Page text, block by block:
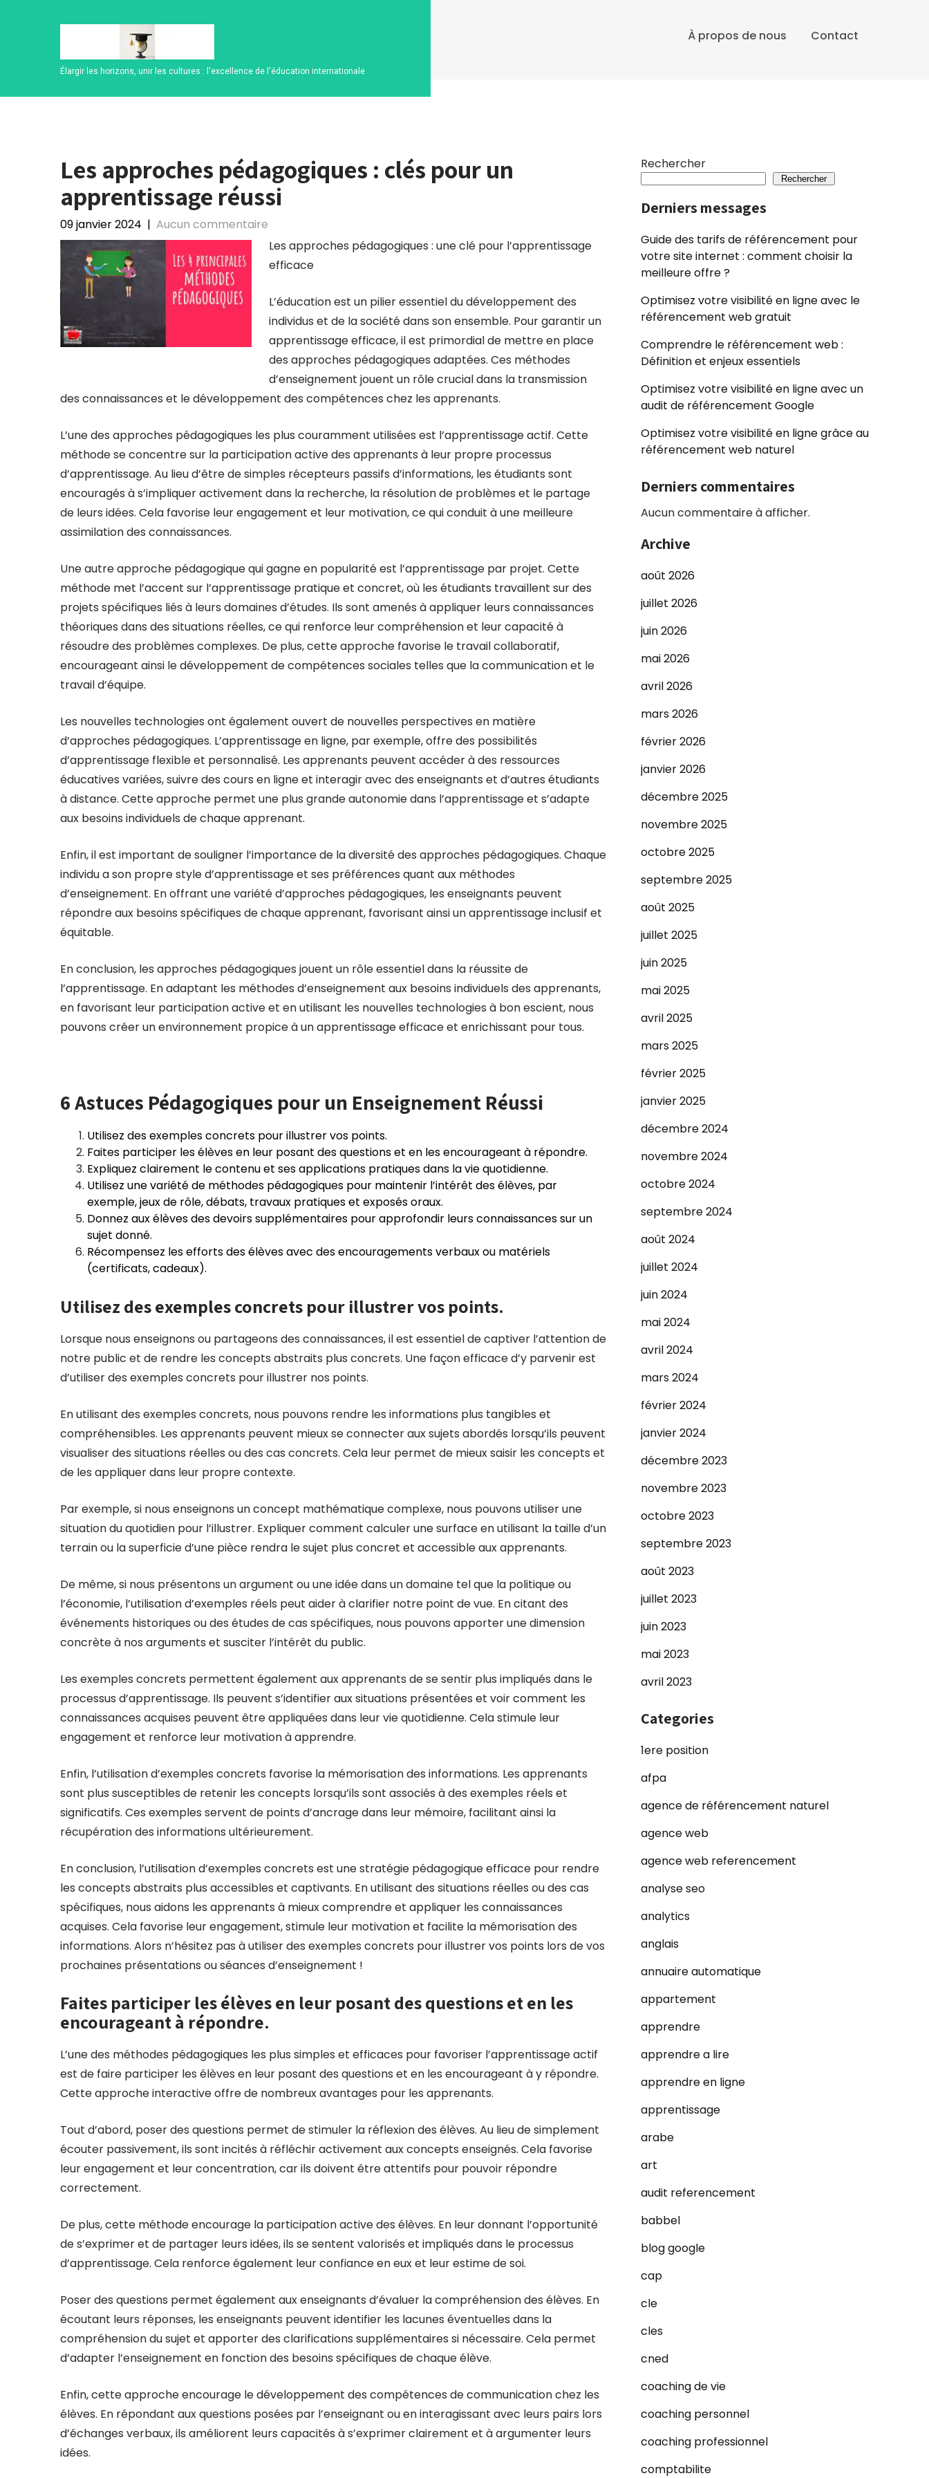
Élargir les horizons, unir les cultures : l'excellence de l'éducation internationale
À propos de nous Contact
Les approches pédagogiques : clés pour un
apprentissage réussi
09 janvier 2024 | Aucun commentaire
Les approches pédagogiques : une clé pour l’apprentissage
efficace
L’éducation est un pilier essentiel du développement des
individus et de la société dans son ensemble. Pour garantir un
apprentissage efficace, il est primordial de mettre en place
des approches pédagogiques adaptées. Ces méthodes
d’enseignement jouent un rôle crucial dans la transmission
des connaissances et le développement des compétences chez les apprenants.
L’une des approches pédagogiques les plus couramment utilisées est l’apprentissage actif. Cette
méthode se concentre sur la participation active des apprenants à leur propre processus
d’apprentissage. Au lieu d’être de simples récepteurs passifs d’informations, les étudiants sont
encouragés à s’impliquer activement dans la recherche, la résolution de problèmes et le partage
de leurs idées. Cela favorise leur engagement et leur motivation, ce qui conduit à une meilleure
assimilation des connaissances.
Une autre approche pédagogique qui gagne en popularité est l’apprentissage par projet. Cette
méthode met l’accent sur l’apprentissage pratique et concret, où les étudiants travaillent sur des
projets spécifiques liés à leurs domaines d’études. Ils sont amenés à appliquer leurs connaissances
théoriques dans des situations réelles, ce qui renforce leur compréhension et leur capacité à
résoudre des problèmes complexes. De plus, cette approche favorise le travail collaboratif,
encourageant ainsi le développement de compétences sociales telles que la communication et le
travail d’équipe.
Les nouvelles technologies ont également ouvert de nouvelles perspectives en matière
d’approches pédagogiques. L’apprentissage en ligne, par exemple, offre des possibilités
d’apprentissage flexible et personnalisé. Les apprenants peuvent accéder à des ressources
éducatives variées, suivre des cours en ligne et interagir avec des enseignants et d’autres étudiants
à distance. Cette approche permet une plus grande autonomie dans l’apprentissage et s’adapte
aux besoins individuels de chaque apprenant.
Enfin, il est important de souligner l’importance de la diversité des approches pédagogiques. Chaque
individu a son propre style d’apprentissage et ses préférences quant aux méthodes
d’enseignement. En offrant une variété d’approches pédagogiques, les enseignants peuvent
répondre aux besoins spécifiques de chaque apprenant, favorisant ainsi un apprentissage inclusif et
équitable.
En conclusion, les approches pédagogiques jouent un rôle essentiel dans la réussite de
l’apprentissage. En adaptant les méthodes d’enseignement aux besoins individuels des apprenants,
en favorisant leur participation active et en utilisant les nouvelles technologies à bon escient, nous
pouvons créer un environnement propice à un apprentissage efficace et enrichissant pour tous.
6 Astuces Pédagogiques pour un Enseignement Réussi
Utilisez des exemples concrets pour illustrer vos points.
Faites participer les élèves en leur posant des questions et en les encourageant à répondre.
Expliquez clairement le contenu et ses applications pratiques dans la vie quotidienne.
Utilisez une variété de méthodes pédagogiques pour maintenir l’intérêt des élèves, par
exemple, jeux de rôle, débats, travaux pratiques et exposés oraux.
Donnez aux élèves des devoirs supplémentaires pour approfondir leurs connaissances sur un
sujet donné.
Récompensez les efforts des élèves avec des encouragements verbaux ou matériels
(certificats, cadeaux).
Utilisez des exemples concrets pour illustrer vos points.
Lorsque nous enseignons ou partageons des connaissances, il est essentiel de captiver l’attention de
notre public et de rendre les concepts abstraits plus concrets. Une façon efficace d’y parvenir est
d’utiliser des exemples concrets pour illustrer nos points.
En utilisant des exemples concrets, nous pouvons rendre les informations plus tangibles et
compréhensibles. Les apprenants peuvent mieux se connecter aux sujets abordés lorsqu’ils peuvent
visualiser des situations réelles ou des cas concrets. Cela leur permet de mieux saisir les concepts et
de les appliquer dans leur propre contexte.
Par exemple, si nous enseignons un concept mathématique complexe, nous pouvons utiliser une
situation du quotidien pour l’illustrer. Expliquer comment calculer une surface en utilisant la taille d’un
terrain ou la superficie d’une pièce rendra le sujet plus concret et accessible aux apprenants.
De même, si nous présentons un argument ou une idée dans un domaine tel que la politique ou
l’économie, l’utilisation d’exemples réels peut aider à clarifier notre point de vue. En citant des
événements historiques ou des études de cas spécifiques, nous pouvons apporter une dimension
concrète à nos arguments et susciter l’intérêt du public.
Les exemples concrets permettent également aux apprenants de se sentir plus impliqués dans le
processus d’apprentissage. Ils peuvent s’identifier aux situations présentées et voir comment les
connaissances acquises peuvent être appliquées dans leur vie quotidienne. Cela stimule leur
engagement et renforce leur motivation à apprendre.
Enfin, l’utilisation d’exemples concrets favorise la mémorisation des informations. Les apprenants
sont plus susceptibles de retenir les concepts lorsqu’ils sont associés à des exemples réels et
significatifs. Ces exemples servent de points d’ancrage dans leur mémoire, facilitant ainsi la
récupération des informations ultérieurement.
En conclusion, l’utilisation d’exemples concrets est une stratégie pédagogique efficace pour rendre
les concepts abstraits plus accessibles et captivants. En utilisant des situations réelles ou des cas
spécifiques, nous aidons les apprenants à mieux comprendre et appliquer les connaissances
acquises. Cela favorise leur engagement, stimule leur motivation et facilite la mémorisation des
informations. Alors n’hésitez pas à utiliser des exemples concrets pour illustrer vos points lors de vos
prochaines présentations ou séances d’enseignement !
Faites participer les élèves en leur posant des questions et en les
encourageant à répondre.
L’une des méthodes pédagogiques les plus simples et efficaces pour favoriser l’apprentissage actif
est de faire participer les élèves en leur posant des questions et en les encourageant à y répondre.
Cette approche interactive offre de nombreux avantages pour les apprenants.
Tout d’abord, poser des questions permet de stimuler la réflexion des élèves. Au lieu de simplement
écouter passivement, ils sont incités à réfléchir activement aux concepts enseignés. Cela favorise
leur engagement et leur concentration, car ils doivent être attentifs pour pouvoir répondre
correctement.
De plus, cette méthode encourage la participation active des élèves. En leur donnant l’opportunité
de s’exprimer et de partager leurs idées, ils se sentent valorisés et impliqués dans le processus
d’apprentissage. Cela renforce également leur confiance en eux et leur estime de soi.
Poser des questions permet également aux enseignants d’évaluer la compréhension des élèves. En
écoutant leurs réponses, les enseignants peuvent identifier les lacunes éventuelles dans la
compréhension du sujet et apporter des clarifications supplémentaires si nécessaire. Cela permet
d’adapter l’enseignement en fonction des besoins spécifiques de chaque élève.
Enfin, cette approche encourage le développement des compétences de communication chez les
élèves. En répondant aux questions posées par l’enseignant ou en interagissant avec leurs pairs lors
d’échanges verbaux, ils améliorent leurs capacités à s’exprimer clairement et à argumenter leurs
idées.
Rechercher
Rechercher
Derniers messages
Guide des tarifs de référencement pour
votre site internet : comment choisir la
meilleure offre ?
Optimisez votre visibilité en ligne avec le
référencement web gratuit
Comprendre le référencement web :
Définition et enjeux essentiels
Optimisez votre visibilité en ligne avec un
audit de référencement Google
Optimisez votre visibilité en ligne grâce au
référencement web naturel
Derniers commentaires
Aucun commentaire à afficher.
Archive
août 2026
juillet 2026
juin 2026
mai 2026
avril 2026
mars 2026
février 2026
janvier 2026
décembre 2025
novembre 2025
octobre 2025
septembre 2025
août 2025
juillet 2025
juin 2025
mai 2025
avril 2025
mars 2025
février 2025
janvier 2025
décembre 2024
novembre 2024
octobre 2024
septembre 2024
août 2024
juillet 2024
juin 2024
mai 2024
avril 2024
mars 2024
février 2024
janvier 2024
décembre 2023
novembre 2023
octobre 2023
septembre 2023
août 2023
juillet 2023
juin 2023
mai 2023
avril 2023
Categories
1ere position
afpa
agence de référencement naturel
agence web
agence web referencement
analyse seo
analytics
anglais
annuaire automatique
appartement
apprendre
apprendre a lire
apprendre en ligne
apprentissage
arabe
art
audit referencement
babbel
blog google
cap
cle
cles
cned
coaching de vie
coaching personnel
coaching professionnel
comptabilite